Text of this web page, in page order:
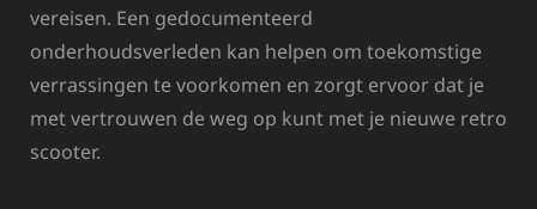
vereisen. Een gedocumenteerd
onderhoudsverleden kan helpen om toekomstige
verrassingen te voorkomen en zorgt ervoor dat je
met vertrouwen de weg op kunt met je nieuwe retro
scooter.